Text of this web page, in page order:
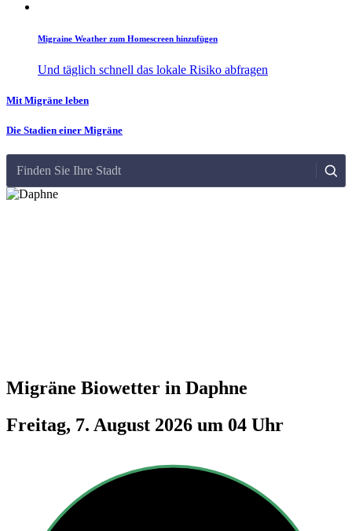
Migraine Weather zum Homescreen hinzufügen
Und täglich schnell das lokale Risiko abfragen
Mit Migräne leben
Die Stadien einer Migräne
Finden Sie Ihre Stadt
Migräne Biowetter in Daphne
Freitag, 7. August 2026 um 04 Uhr